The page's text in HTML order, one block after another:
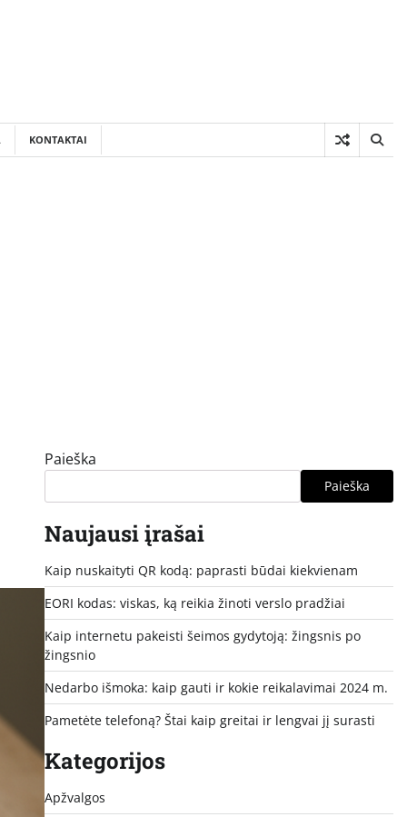
KONTAKTAI
Paieška
Paieška
Naujausi įrašai
Kaip nuskaityti QR kodą: paprasti būdai kiekvienam
EORI kodas: viskas, ką reikia žinoti verslo pradžiai
Kaip internetu pakeisti šeimos gydytoją: žingsnis po
žingsnio
Nedarbo išmoka: kaip gauti ir kokie reikalavimai 2024 m.
Pametėte telefoną? Štai kaip greitai ir lengvai jį surasti
Kategorijos
Apžvalgos